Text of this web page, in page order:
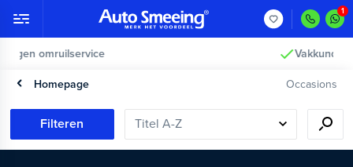
Homepage Occasions
Filteren